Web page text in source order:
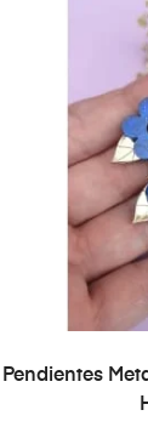
Pendientes